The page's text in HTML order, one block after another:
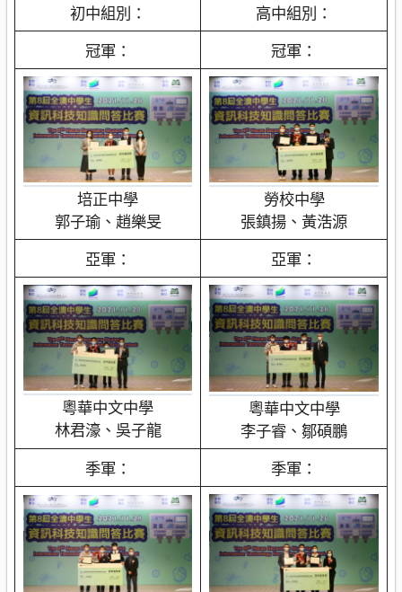
初中組別：
高中組別：
冠軍：
冠軍：
培正中學
郭子瑜、趙樂旻
勞校中學
張鎮揚、黃浩源
亞軍：
亞軍：
粵華中文中學
林君濠、吳子龍
粵華中文中學
李子睿、鄒碩鵬
季軍：
季軍：